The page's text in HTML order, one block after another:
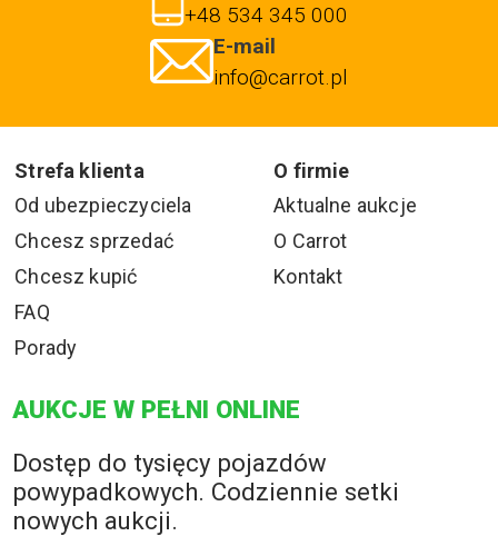
+48 534 345 000
E-mail
info@carrot.pl
Strefa klienta
O firmie
Od ubezpieczyciela
Chcesz sprzedać
Chcesz kupić
FAQ
Porady
Aktualne aukcje
O Carrot
Kontakt
AUKCJE W PEŁNI ONLINE
Dostęp do tysięcy pojazdów
powypadkowych. Codziennie setki
nowych aukcji.